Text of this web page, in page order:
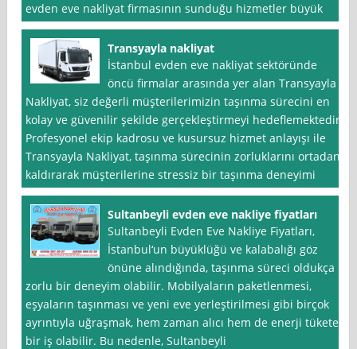
evden eve nakliyat firmasının sunduğu hizmetler büyük
Transyayla nakliyat
İstanbul evden eve nakliyat sektöründe
öncü firmalar arasında yer alan Transyayla
Nakliyat, siz değerli müşterilerimizin taşınma sürecini en
kolay ve güvenilir şekilde gerçekleştirmeyi hedeflemektedir.
Profesyonel ekip kadrosu ve kusursuz hizmet anlayışı ile
Transyayla Nakliyat, taşınma sürecinin zorluklarını ortadan
kaldırarak müşterilerine stressiz bir taşınma deneyimi
Sultanbeyli evden eve nakliye fiyatları
Sultanbeyli Evden Eve Nakliye Fiyatları,
İstanbul‘un büyüklüğü ve kalabalığı göz
önüne alındığında, taşınma süreci oldukça
zorlu bir deneyim olabilir. Mobilyaların paketlenmesi,
eşyaların taşınması ve yeni eve yerleştirilmesi gibi birçok
ayrıntıyla uğraşmak, hem zaman alıcı hem de enerji tüketen
bir iş olabilir. Bu nedenle, Sultanbeyli